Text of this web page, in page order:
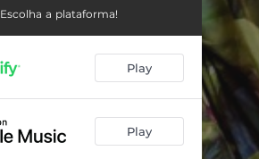
Escolha a plataforma!
Play
Play